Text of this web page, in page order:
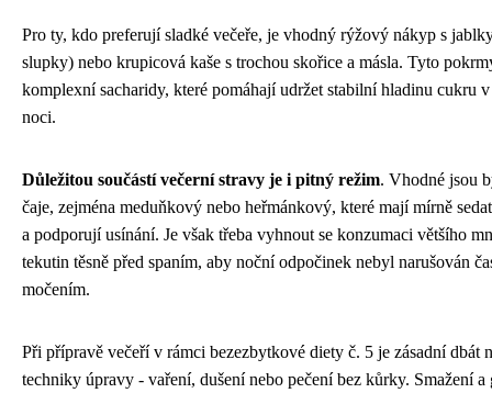
Pro ty, kdo preferují sladké večeře, je vhodný rýžový nákyp s
slupky) nebo krupicová kaše s trochou skořice a másla. Tyto
komplexní sacharidy, které pomáhají udržet stabilní hladinu cukru
noci.
Důležitou součástí večerní stravy je i pitný režim. Vhodné jsou
čaje, zejména meduňkový nebo heřmánkový, které mají mírně
a podporují usínání. Je však třeba vyhnout se konzumaci většího
tekutin těsně před spaním, aby noční odpočinek nebyl narušován
močením.
Při přípravě večeří v rámci bezezbytkové diety č. 5 je zásadní dbát
techniky úpravy - vaření, dušení nebo pečení bez kůrky. Smažení